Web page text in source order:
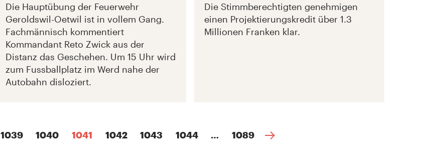
Die Hauptübung der Feuerwehr
Geroldswil-Oetwil ist in vollem Gang.
Fachmännisch kommentiert
Kommandant Reto Zwick aus der
Distanz das Geschehen. Um 15 Uhr wird
zum Fussballplatz im Werd nahe der
Autobahn disloziert.
Die Stimmberechtigten genehmigen
einen Projektierungskredit über 1.3
Millionen Franken klar.
1039 1040 1041 1042 1043 1044 … 1089